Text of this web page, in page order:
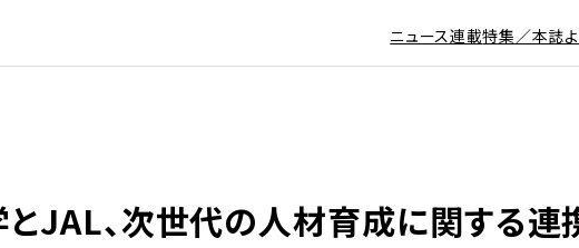
ニュース連載特集／本誌よ
JAL、次世代の人材育成に関する